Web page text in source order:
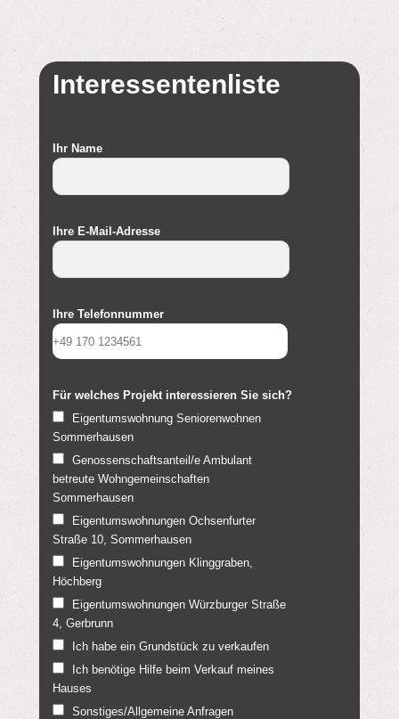
Interessentenliste
Ihr Name
Ihre E-Mail-Adresse
Ihre Telefonnummer
Für welches Projekt interessieren Sie sich?
Eigentumswohnung Seniorenwohnen
Sommerhausen
Genossenschaftsanteil/e Ambulant
betreute Wohngemeinschaften
Sommerhausen
Eigentumswohnungen Ochsenfurter
Straße 10, Sommerhausen
Eigentumswohnungen Klinggraben,
Höchberg
Eigentumswohnungen Würzburger Straße
4, Gerbrunn
Ich habe ein Grundstück zu verkaufen
Ich benötige Hilfe beim Verkauf meines
Hauses
Sonstiges/Allgemeine Anfragen